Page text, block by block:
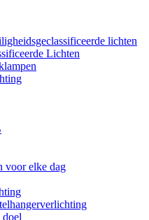
lichten
Lichten
voor elke dag